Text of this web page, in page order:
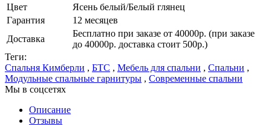
Цвет
Ясень белый/Белый глянец
Гарантия
12 месяцев
Доставка
Бесплатно при заказе от 40000р. (при заказе
до 40000р. доставка стоит 500р.)
Теги:
Спальня Кимберли , БТС , Мебель для спальни , Спальни ,
Модульные спальные гарнитуры , Современные спальни
Мы в соцсетях
Описание
Отзывы